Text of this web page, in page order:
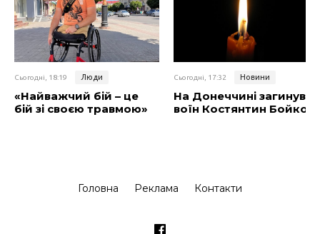
Сьогодні, 18:19 Люди
«Найважчий бій – це
бій зі своєю травмою»
Сьогодні, 17:32 Новини
На Донеччині загинув
воїн Костянтин Бойко
Головна Реклама Контакти